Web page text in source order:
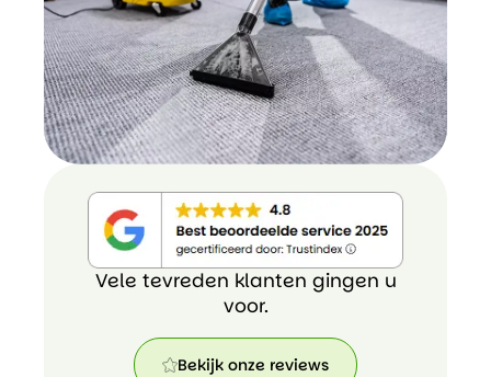
Vele tevreden klanten gingen u
voor.
Bekijk onze reviews